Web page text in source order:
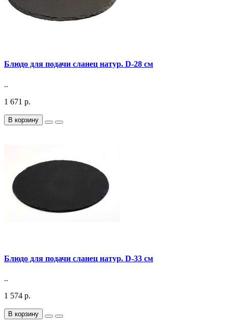
Блюдо для подачи сланец натур. D-28 см
..
1 671 р.
В корзину
Блюдо для подачи сланец натур. D-33 см
..
1 574 р.
В корзину